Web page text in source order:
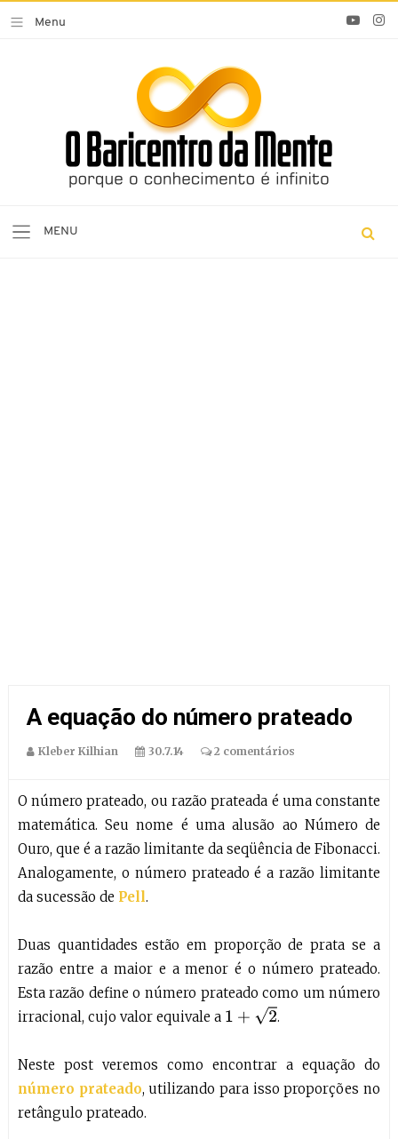
A equação do número prateado
Kleber Kilhian 30.7.14 2 comentários
O número prateado, ou razão prateada é uma constante
matemática. Seu nome é uma alusão ao Número de
Ouro, que é a razão limitante da seqüência de Fibonacci.
Analogamente, o número prateado é a razão limitante
da sucessão de Pell.
Duas quantidades estão em proporção de prata se a
razão entre a maior e a menor é o número prateado.
Esta razão define o número prateado como um número
irracional, cujo valor equivale a 1+ 2 .
Neste post veremos como encontrar a equação do
número prateado, utilizando para isso proporções no
retângulo prateado.